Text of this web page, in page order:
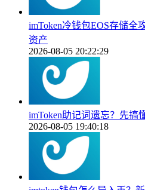
imToken冷钱包EOS存储全
资产
2026-08-05 20:22:29
imToken助记词遗忘？先搞
2026-08-05 19:40:18